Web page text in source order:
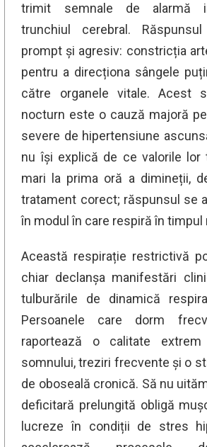
trimit semnale de alarmă
trunchiul cerebral.
prompt și agresiv: constricția
pentru a direcționa sângele
către organele vitale. Acest
nocturn este o cauză majoră
severe de hipertensiune
nu își explică de ce valorile lor
mari la prima oră a dimineții,
tratament corect; răspunsul se
în modul în care respiră în timpul
Această respirație restrictivă
chiar declanșa manifestări
tulburările de dinamică
Persoanele care dorm
raportează o calitate
somnului, treziri frecvente și o
de oboseală cronică. Să nu
deficitară prelungită obligă
lucreze în condiții de stres